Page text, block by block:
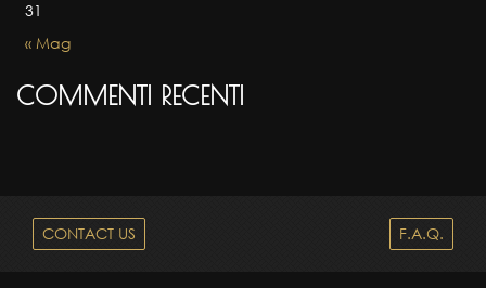
« Mag
31
COMMENTI RECENTI
CONTACT US F.A.Q.